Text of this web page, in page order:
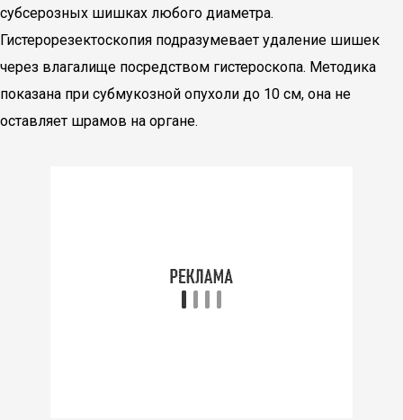
субсерозных шишках любого диаметра.
Гистерорезектоскопия подразумевает удаление шишек
через влагалище посредством гистероскопа. Методика
показана при субмукозной опухоли до 10 см, она не
оставляет шрамов на органе.